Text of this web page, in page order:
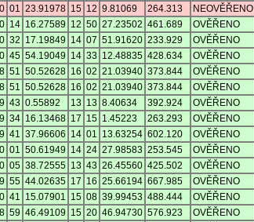
01 23.91978 15 12 9.81069 264.313 NEOVĚŘENO
14 16.27589 12 50 27.23502 461.689 OVĚŘENO
32 17.19849 14 07 51.91620 233.929 OVĚŘENO
45 54.19049 14 33 12.48835 428.634 OVĚŘENO
51 50.52628 16 02 21.03940 373.844 OVĚŘENO
51 50.52628 16 02 21.03940 373.844 OVĚŘENO
43 0.55892 13 13 8.40634 392.924 OVĚŘENO
34 16.13468 17 15 1.45223 263.293 OVĚŘENO
41 37.96606 14 01 13.63254 602.120 OVĚŘENO
01 50.61949 14 24 27.98583 253.545 OVĚŘENO
05 38.72555 13 43 26.45560 425.502 OVĚŘENO
55 44.02635 17 16 25.66194 667.985 OVĚŘENO
41 15.07901 15 08 39.99453 488.444 OVĚŘENO
59 46.49109 15 20 46.94730 576.923 OVĚŘENO